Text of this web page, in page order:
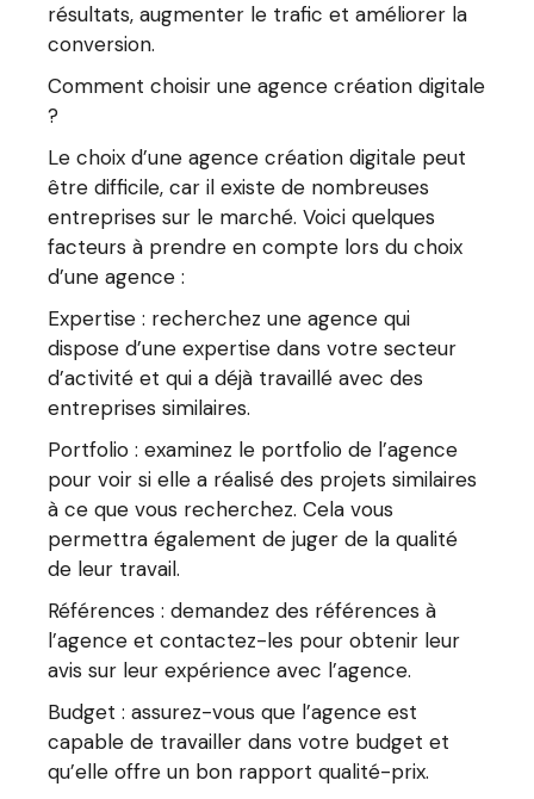
résultats, augmenter le trafic et améliorer la
conversion.
Comment choisir une agence création digitale
?
Le choix d’une agence création digitale peut
être difficile, car il existe de nombreuses
entreprises sur le marché. Voici quelques
facteurs à prendre en compte lors du choix
d’une agence :
Expertise : recherchez une agence qui
dispose d’une expertise dans votre secteur
d’activité et qui a déjà travaillé avec des
entreprises similaires.
Portfolio : examinez le portfolio de l’agence
pour voir si elle a réalisé des projets similaires
à ce que vous recherchez. Cela vous
permettra également de juger de la qualité
de leur travail.
Références : demandez des références à
l’agence et contactez-les pour obtenir leur
avis sur leur expérience avec l’agence.
Budget : assurez-vous que l’agence est
capable de travailler dans votre budget et
qu’elle offre un bon rapport qualité-prix.